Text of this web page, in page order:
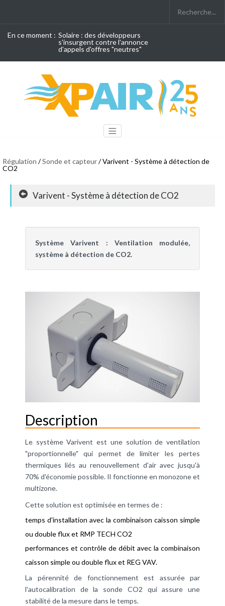
En ce moment : Solaire : des développeurs
s'insurgent contre l'annonce
d'appels d'offres "neutres"
Régulation /Sonde et capteur/ Varivent - Système à détection de
CO2
Varivent - Système à détection de CO2
Système Varivent : Ventilation modulée,
système à détection de CO2.
Description
Le système Varivent est une solution de ventilation
"proportionnelle" qui permet de limiter les pertes
thermiques liés au renouvellement d'air avec jusqu'à
70% d'économie possible. Il fonctionne en monozone et
multizone.
Cette solution est optimisée en termes de :
temps d'installation avec la combinaison caisson simple
ou double flux et RMP TECH CO2
performances et contrôle de débit avec la combinaison
caisson simple ou double flux et REG VAV.
La pérennité de fonctionnement est assurée par
l'autocalibration de la sonde CO2 qui assure une
stabilité de la mesure dans le temps.